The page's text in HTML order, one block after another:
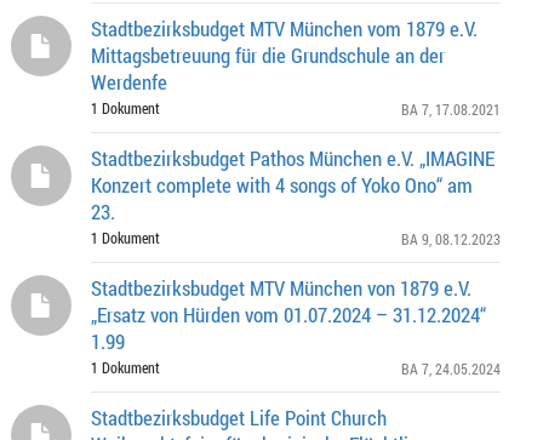
Stadtbezirksbudget MTV München vom 1879 e.V.
Mittagsbetreuung für die Grundschule an der
Werdenfe
1 Dokument BA 7 , 17.08.2021
Stadtbezirksbudget Pathos München e.V. „IMAGINE
Konzert complete with 4 songs of Yoko Ono“ am
23.
1 Dokument BA 9 , 08.12.2023
Stadtbezirksbudget MTV München von 1879 e.V.
„Ersatz von Hürden vom 01.07.2024 – 31.12.2024“
1.99
1 Dokument BA 7 , 24.05.2024
Stadtbezirksbudget Life Point Church